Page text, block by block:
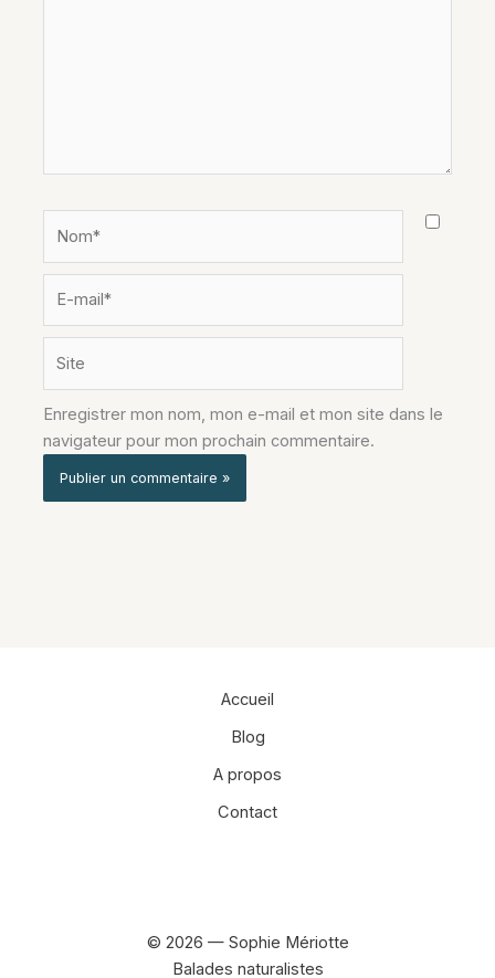
Enregistrer mon nom, mon e-mail et mon site dans le
navigateur pour mon prochain commentaire.
Accueil
Blog
A propos
Contact
© 2026 — Sophie Mériotte
Balades naturalistes